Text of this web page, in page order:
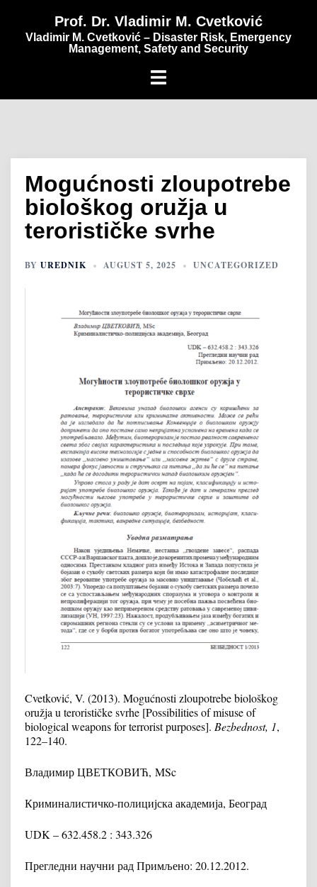
Prof. Dr. Vladimir M. Cvetković
Vladimir M. Cvetković – Disaster Risk, Emergency
Management, Safety and Security
Mogućnosti zloupotrebe
biološkog oružja u
terorističke svrhe
BY UREDNIK AUGUST 5, 2025 UNCATEGORIZED
Cvetković, V. (2013). Mogućnosti zloupotrebe biološkog
oružja u terorističke svrhe [Possibilities of misuse of
biological weapons for terrorist purposes]. Bezbednost, 1,
122–140.
Владимир ЦВЕТКОВИЋ, MSc
Криминалистичко-полицијска академија, Београд
UDK – 632.458.2 : 343.326
Прегледни научни рад Примљено: 20.12.2012.